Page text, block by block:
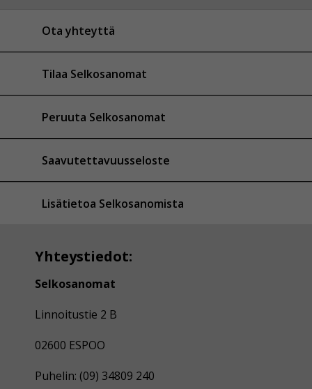
Ota yhteyttä
Tilaa Selkosanomat
Peruuta Selkosanomat
Saavutettavuusseloste
Lisätietoa Selkosanomista
Yhteystiedot:
Selkosanomat
Linnoitustie 2 B
02600 ESPOO
Puhelin: (09) 34809 240